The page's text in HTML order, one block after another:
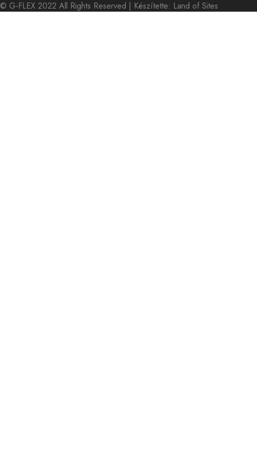
© G-FLEX 2022 All Rights Reserved | Készítette: Land of Sites